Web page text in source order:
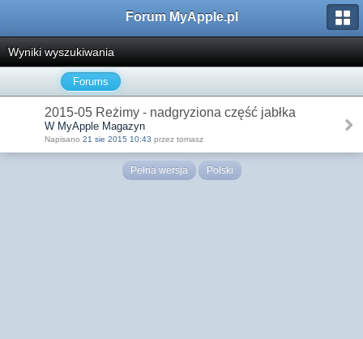
Forum MyApple.pl
Wyniki wyszukiwania
Forums
2015-05 Reżimy - nadgryziona część jabłka
W MyApple Magazyn
Napisano 21 sie 2015 10:43 przez tomasz
Pełna wersja Polski